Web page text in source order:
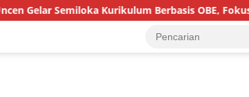
Semiloka Kurikulum Berbasis OBE, Fokus Cetak